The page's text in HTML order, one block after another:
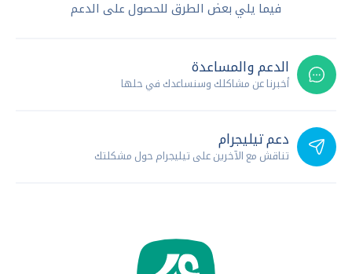
فيما يلي بعض الطرق للحصول على الدعم
الدعم والمساعدة
أخبرنا عن مشاكلك وسنساعدك في حلها
دعم تيليجرام
تناقش مع الآخرين على تيليجرام حول مشكلتك